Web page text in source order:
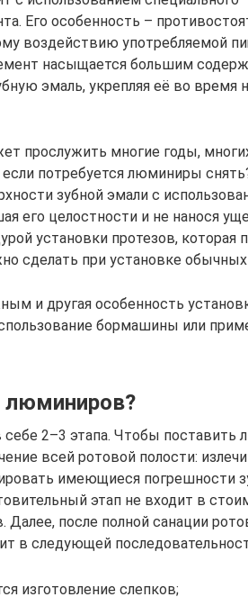
Его особенность –
воздействию употребляемой
насыщается большим
эмаль, укрепляя её во время
прослужить многие годы,
потребуется люминиры
зубной эмали с
его целостности и не нанося
установки протезов, которая
сделать при установке
и другая особенность
бормашины или
люминиров?
2–3 этапа. Чтобы поставить
всей ротовой полости:
имеющиеся погрешности
этап не входит в
после полной санации
в следующей
изготовление слепков;